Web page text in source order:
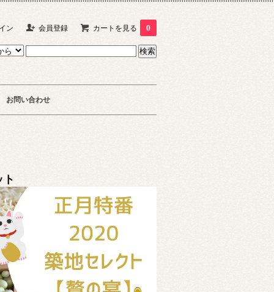
ン 会員登録 カートを見る 0
お問い合わせ